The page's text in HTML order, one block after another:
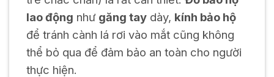
lao động như găng taydày, kính bảo hộ
để tránh cành lá rơi vào mắt cũng không
thể bỏ qua để đảm bảo an toàn cho người
thực hiện.